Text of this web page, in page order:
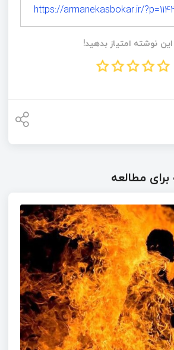
https://armanekasbokar.ir/
نوشته امتیاز بدهید!
مطالعه